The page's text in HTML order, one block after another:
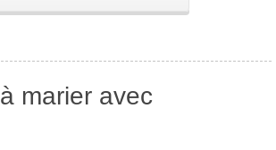
à marier avec